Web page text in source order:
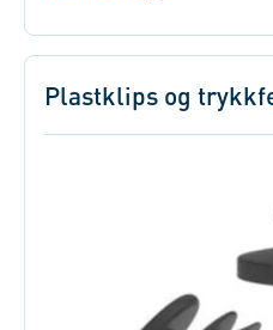
Plastklips og